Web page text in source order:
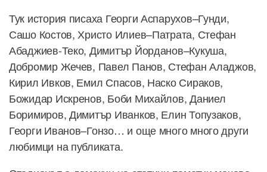
Тук история писаха Георги Аспарухов–Гунди,
Сашо Костов, Христо Илиев–Патрата, Стефан
Абаджиев-Теко, Димитър Йорданов–Кукуша,
Добромир Жечев, Павел Панов, Стефан Аладжов,
Кирил Ивков, Емил Спасов, Наско Сираков,
Божидар Искренов, Боби Михайлов, Даниел
Боримиров, Димитър Иванков, Елин Топузаков,
Георги Иванов–Гонзо… и още много много други
любимци на публиката.